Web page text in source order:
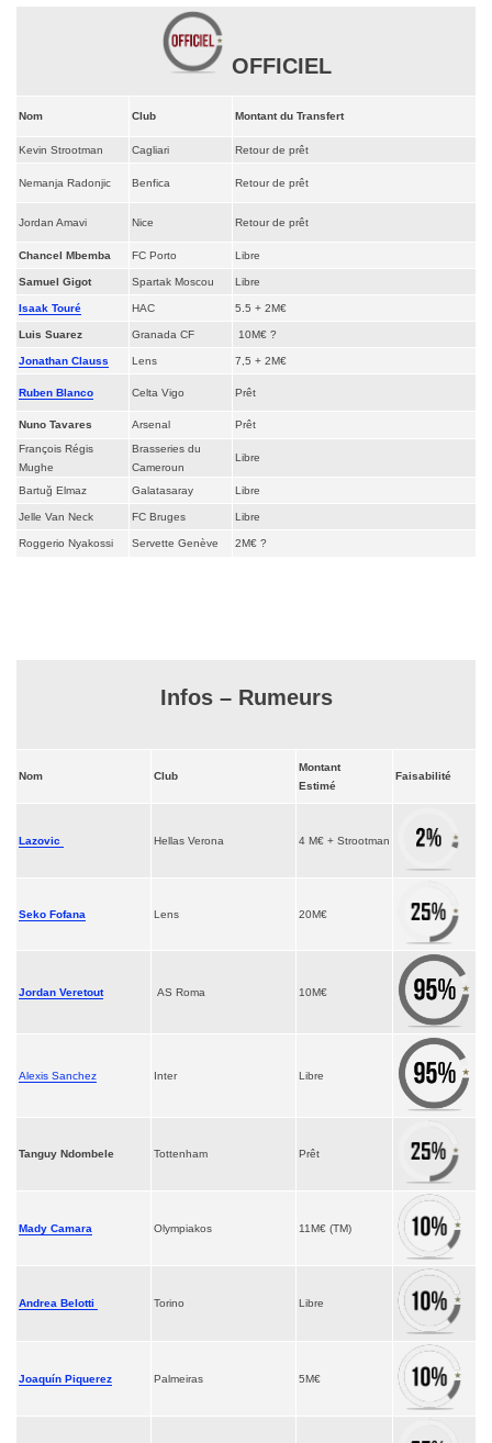
OFFICIEL
Nom Club Montant du Transfert
Kevin Strootman Cagliari Retour de prêt
Nemanja Radonjic Benfica Retour de prêt
Jordan Amavi Nice Retour de prêt
Chancel Mbemba FC Porto Libre
Samuel Gigot Spartak Moscou Libre
Isaak Touré HAC 5.5 + 2M€
Luis Suarez Granada CF 10M€ ?
Jonathan Clauss Lens 7,5 + 2M€
Ruben Blanco Celta Vigo Prêt
Nuno Tavares Arsenal
Prêt
François Régis
Mughe
Brasseries du
Cameroun
Libre
Bartuğ Elmaz Galatasaray Libre
Jelle Van Neck FC Bruges Libre
Roggerio Nyakossi Servette Genève 2M€ ?
Infos – Rumeurs
Nom Club
Montant
Estimé
Faisabilité
Lazovic Hellas Verona 4 M€ + Strootman
Seko Fofana Lens 20M€
Jordan Veretout AS Roma 10M€
Alexis Sanchez Inter Libre
Tanguy Ndombele Tottenham Prêt
Mady Camara Olympiakos 11M€ (TM)
Andrea Belotti Torino Libre
Joaquín Piquerez Palmeiras 5M€